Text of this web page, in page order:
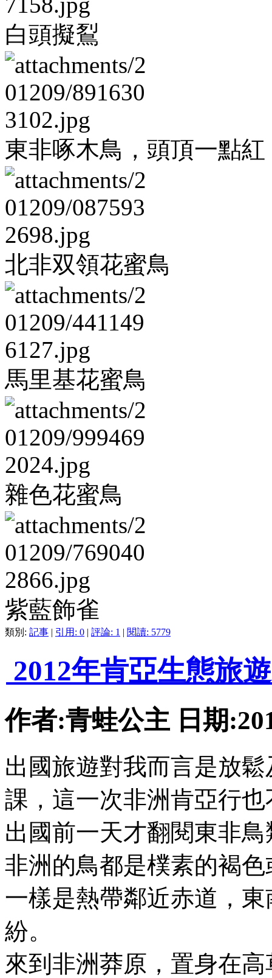
白頭擬鴷
東非啄木鳥，頭頂一點紅
北非双領花蜜鳥
馬里基花蜜鳥
雜色花蜜鳥
紫藍飾雀
類別: 記事 | 引用: 0 | 評論: 1 | 閱讀: 5779
2012年肯亞生態旅
作者:青蛙公主 日期
出國旅遊對我而言是放
課，這一次非洲肯亞行
出國前一天才翻閱東非
非洲的鳥都是樸素的褐
一樣是熱帶鄰近赤道，
紛。
來到非洲莽原，置身在